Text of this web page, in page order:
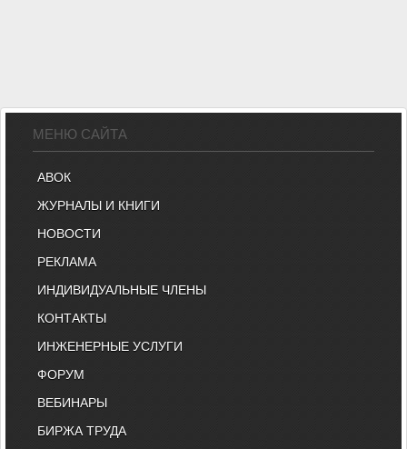
МЕНЮ САЙТА
АВОК
ЖУРНАЛЫ И КНИГИ
НОВОСТИ
РЕКЛАМА
ИНДИВИДУАЛЬНЫЕ ЧЛЕНЫ
КОНТАКТЫ
ИНЖЕНЕРНЫЕ УСЛУГИ
ФОРУМ
ВЕБИНАРЫ
БИРЖА ТРУДА